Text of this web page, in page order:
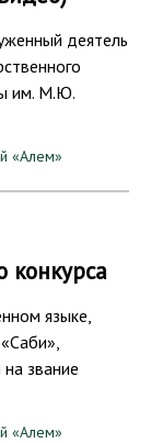
деятель
им. М.Ю.
«Алем»
конкурса
языке,
звание
«Алем»